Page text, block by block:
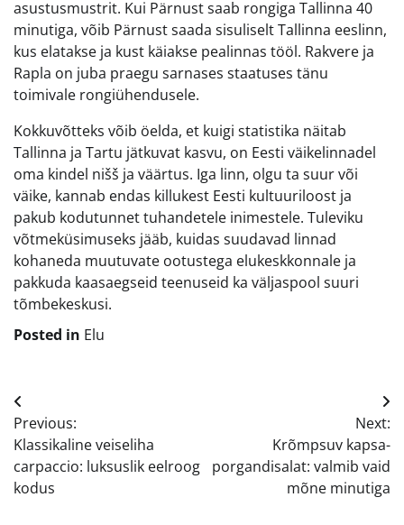
asustusmustrit. Kui Pärnust saab rongiga Tallinna 40
minutiga, võib Pärnust saada sisuliselt Tallinna eeslinn,
kus elatakse ja kust käiakse pealinnas tööl. Rakvere ja
Rapla on juba praegu sarnases staatuses tänu
toimivale rongiühendusele.
Kokkuvõtteks võib öelda, et kuigi statistika näitab
Tallinna ja Tartu jätkuvat kasvu, on Eesti väikelinnadel
oma kindel nišš ja väärtus. Iga linn, olgu ta suur või
väike, kannab endas killukest Eesti kultuuriloost ja
pakub kodutunnet tuhandetele inimestele. Tuleviku
võtmeküsimuseks jääb, kuidas suudavad linnad
kohaneda muutuvate ootustega elukeskkonnale ja
pakkuda kaasaegseid teenuseid ka väljaspool suuri
tõmbekeskusi.
Posted in Elu
Navigeerimine
Previous:
Klassikaline veiseliha
carpaccio: luksuslik eelroog
kodus
Next:
Krõmpsuv kapsa-
porgandisalat: valmib vaid
mõne minutiga